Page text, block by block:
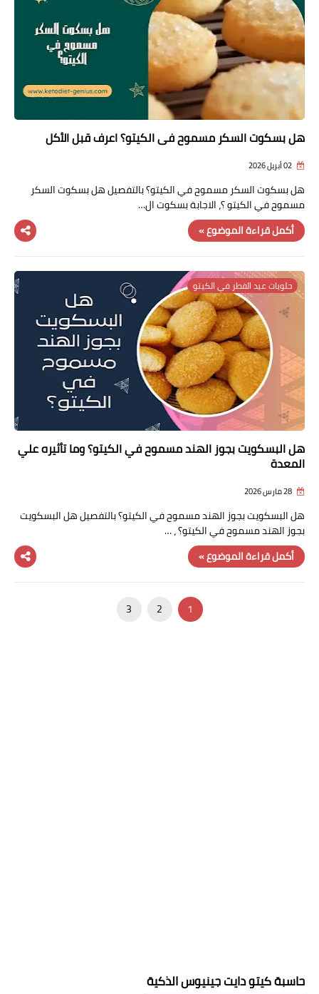
هل بسكوت السكر مسموح في الكيتو؟ اعرف قبل الأكل
هل بسكوت السكر مسموح في الكيتو؟ بالتفصيل هل بسكوت السكر
مسموح في الكيتو ؟، الاجابة بسكوت ال…
أكمل قراءة الموضوع »
حلويات عيد الفطر في الكيتو
هل البسكويت بجوز الهند مسموح في الكيتو؟ وما تأثيره علي
المعدة
هل البسكويت بجوز الهند مسموح في الكيتو؟ بالتفصيل هل البسكويت
بجوز الهند مسموح في الكيتو؟ ، …
أكمل قراءة الموضوع »
1
2
3
حاسبة كيتو دايت جينيوس الذكية